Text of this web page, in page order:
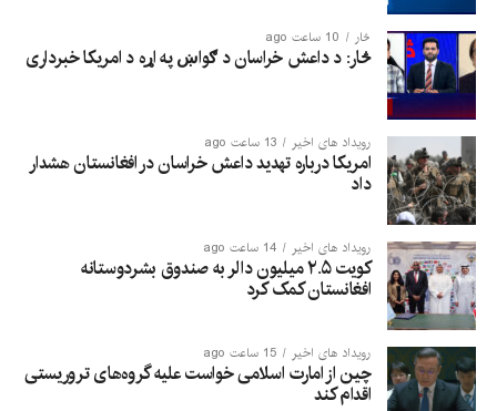
څار 10 ساعت ago
څار: د داعش خراسان د ګواښ په اړه د امریکا خبرداری
رویداد های اخیر 13 ساعت ago
امریکا درباره تهدید داعش خراسان در افغانستان هشدار
داد
رویداد های اخیر 14 ساعت ago
کویت ۲.۵ میلیون دالر به صندوق بشردوستانه
افغانستان کمک کرد
رویداد های اخیر 15 ساعت ago
چین از امارت اسلامی خواست علیه گروه‌های تروریستی
اقدام کند